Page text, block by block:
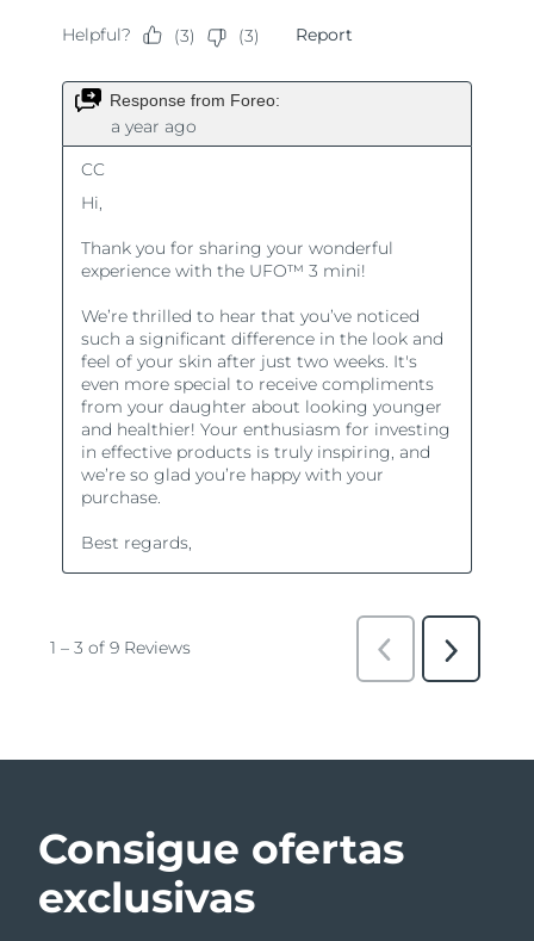
Consigue ofertas
exclusivas